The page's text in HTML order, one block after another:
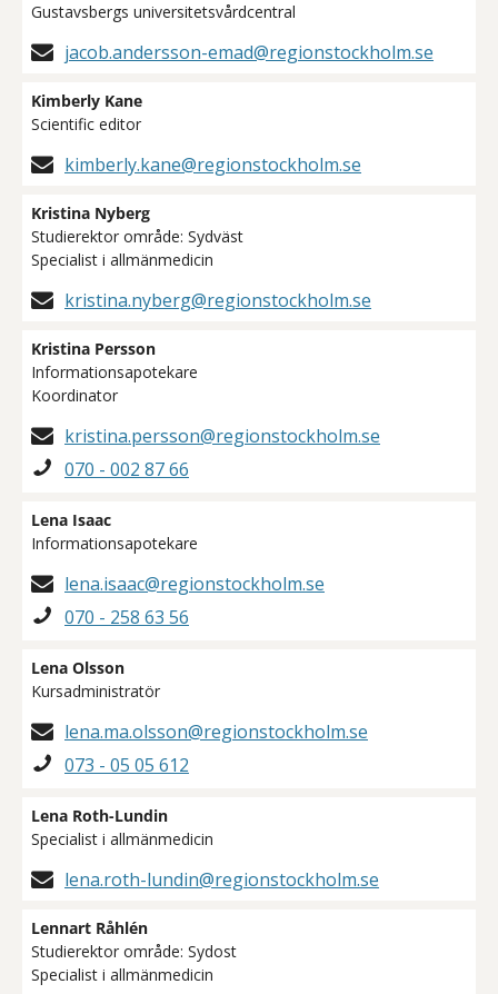
Gustavsbergs universitetsvårdcentral
jacob.andersson-emad@regionstockholm.se
Kimberly Kane
Scientific editor
kimberly.kane@regionstockholm.se
Kristina Nyberg
Studierektor område: Sydväst
Specialist i allmänmedicin
kristina.nyberg@regionstockholm.se
Kristina Persson
Informationsapotekare
Koordinator
kristina.persson@regionstockholm.se
070 - 002 87 66
Lena Isaac
Informationsapotekare
lena.isaac@regionstockholm.se
070 - 258 63 56
Lena Olsson
Kursadministratör
lena.ma.olsson@regionstockholm.se
073 - 05 05 612
Lena Roth-Lundin
Specialist i allmänmedicin
lena.roth-lundin@regionstockholm.se
Lennart Råhlén
Studierektor område: Sydost
Specialist i allmänmedicin